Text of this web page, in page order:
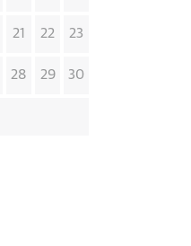
21 22 23
28 29 30